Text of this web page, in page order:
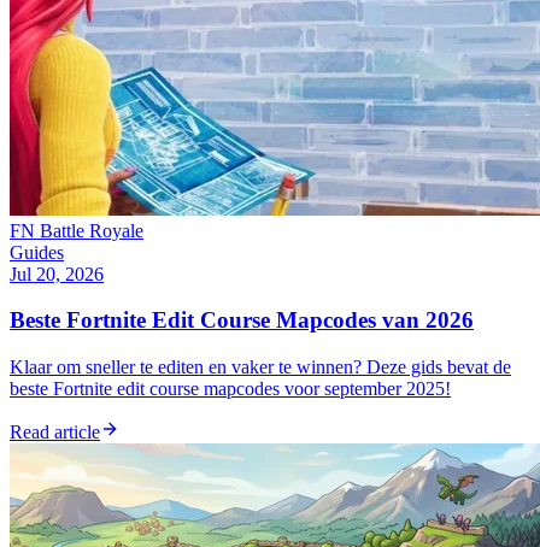
FN Battle Royale
Guides
Jul 20, 2026
Beste Fortnite Edit Course Mapcodes van 2026
Klaar om sneller te editen en vaker te winnen? Deze gids bevat de
beste Fortnite edit course mapcodes voor september 2025!
Read article